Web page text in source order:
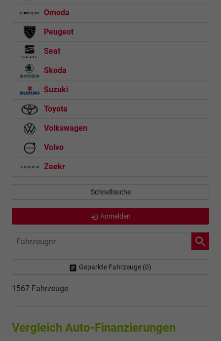
Omoda
Peugeot
Seat
Skoda
Suzuki
Toyota
Volkswagen
Volvo
Zeekr
Schnellsuche
Anmelden
Fahrzeugnr.
Geparkte Fahrzeuge (0)
1567 Fahrzeuge
Vergleich Auto-Finanzierungen